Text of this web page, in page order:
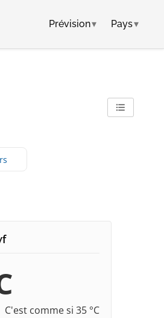
Prévision▾ Pays▾
C'est comme si 35 °C